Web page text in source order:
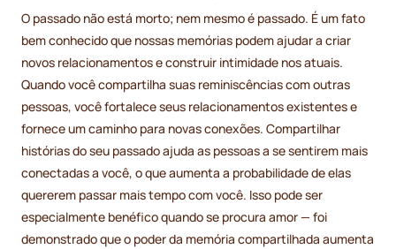
O passado não está morto; nem mesmo é passado. É um fato
bem conhecido que nossas memórias podem ajudar a criar
novos relacionamentos e construir intimidade nos atuais.
Quando você compartilha suas reminiscências com outras
pessoas, você fortalece seus relacionamentos existentes e
fornece um caminho para novas conexões. Compartilhar
histórias do seu passado ajuda as pessoas a se sentirem mais
conectadas a você, o que aumenta a probabilidade de elas
quererem passar mais tempo com você. Isso pode ser
especialmente benéfico quando se procura amor — foi
demonstrado que o poder da memória compartilhada aumenta